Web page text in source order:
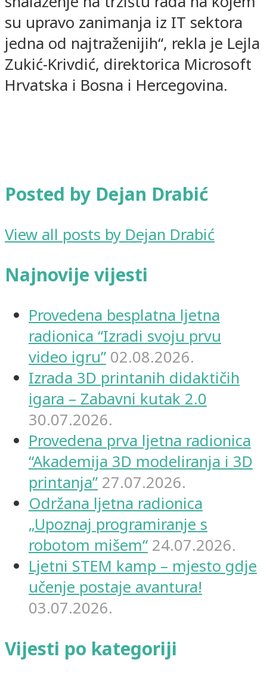
su upravo zanimanja iz IT sektora
jedna od najtraženijih“, rekla je Lejla
Zukić-Krivdić, direktorica Microsoft
Hrvatska i Bosna i Hercegovina.
Posted by Dejan Drabić
View all posts by Dejan Drabić
Najnovije vijesti
Provedena besplatna ljetna
radionica “Izradi svoju prvu
video igru” 02.08.2026.
Izrada 3D printanih didaktičih
igara – Zabavni kutak 2.0
30.07.2026.
Provedena prva ljetna radionica
“Akademija 3D modeliranja i 3D
printanja” 27.07.2026.
Održana ljetna radionica
„Upoznaj programiranje s
robotom mišem“ 24.07.2026.
Ljetni STEM kamp – mjesto gdje
učenje postaje avantura!
03.07.2026.
Vijesti po kategoriji